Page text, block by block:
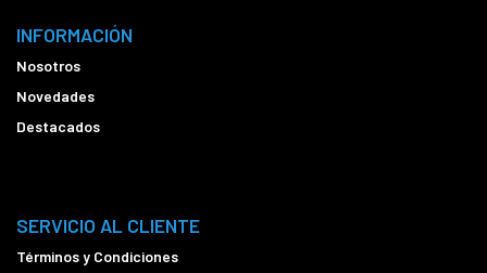
INFORMACIÓN
Nosotros
Novedades
Destacados
SERVICIO AL CLIENTE
Términos y Condiciones